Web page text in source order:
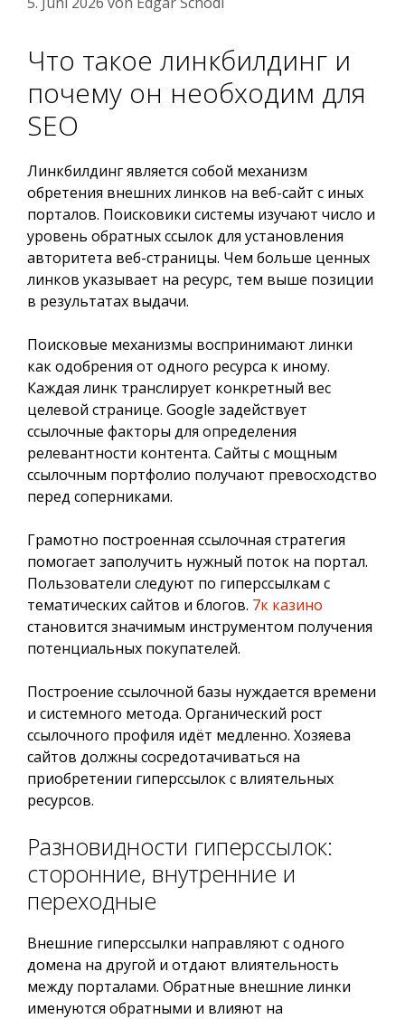
Что такое линкбилдинг и
почему он необходим для
SEO
Линкбилдинг является собой механизм
обретения внешних линков на веб-сайт с иных
порталов. Поисковики системы изучают число и
уровень обратных ссылок для установления
авторитета веб-страницы. Чем больше ценных
линков указывает на ресурс, тем выше позиции
в результатах выдачи.
Поисковые механизмы воспринимают линки
как одобрения от одного ресурса к иному.
Каждая линк транслирует конкретный вес
целевой странице. Google задействует
ссылочные факторы для определения
релевантности контента. Сайты с мощным
ссылочным портфолио получают превосходство
перед соперниками.
Грамотно построенная ссылочная стратегия
помогает заполучить нужный поток на портал.
Пользователи следуют по гиперссылкам с
тематических сайтов и блогов. 7к казино
становится значимым инструментом получения
потенциальных покупателей.
Построение ссылочной базы нуждается времени
и системного метода. Органический рост
ссылочного профиля идёт медленно. Хозяева
сайтов должны сосредотачиваться на
приобретении гиперссылок с влиятельных
ресурсов.
Разновидности гиперссылок:
сторонние, внутренние и
переходные
Внешние гиперссылки направляют с одного
домена на другой и отдают влиятельность
между порталами. Обратные внешние линки
именуются обратными и влияют на